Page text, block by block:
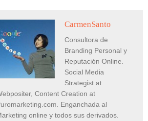
CarmenSanto
Consultora de
Branding Personal y
Reputación Online.
Social Media
Strategist at
Content Creation at
Enganchada al
online y todos sus derivados.